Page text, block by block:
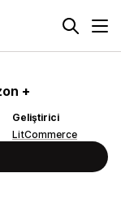
+
Geliştirici
LitCommerce